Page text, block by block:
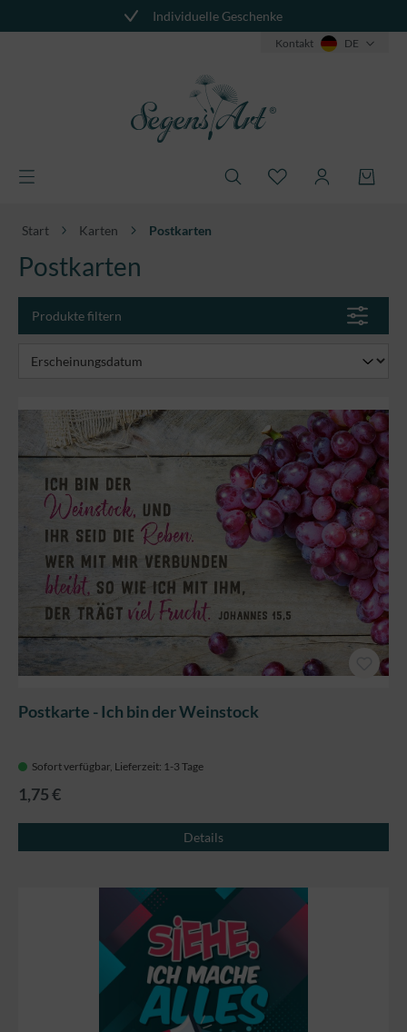
Individuelle Geschenke
Kontakt DE
Produkte filtern
Start Karten Postkarten
Postkarten
Postkarte - Ich bin der Weinstock
Sofort verfügbar, Lieferzeit: 1-3 Tage
1,75 €
Details